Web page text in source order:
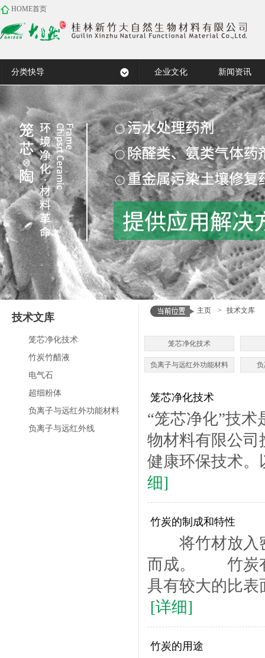
HOME首页
分类快导
污染土壤污水处理药剂
臭气净化药剂
宠臭消－宠物 ..
远红外功能材料
白电气石粉
汗蒸岩盘石浴无水温泉
桂宝石丸石
企业文化 新闻资讯
技术文库
笼芯净化技术
竹炭竹醋液
电气石
超细粉体
负离子与远红外功能材料
负离子与远红外线
主页 > 技术文库
笼芯净化技术
负离子与远红外功能材料
笼芯净化技术
“笼芯净化”技
物材料有限公司
健康环保技术。
细]
竹炭的制成和特性
将竹材放入密
而成。 竹炭有
具有较大的比表
[详细]
竹炭的用途